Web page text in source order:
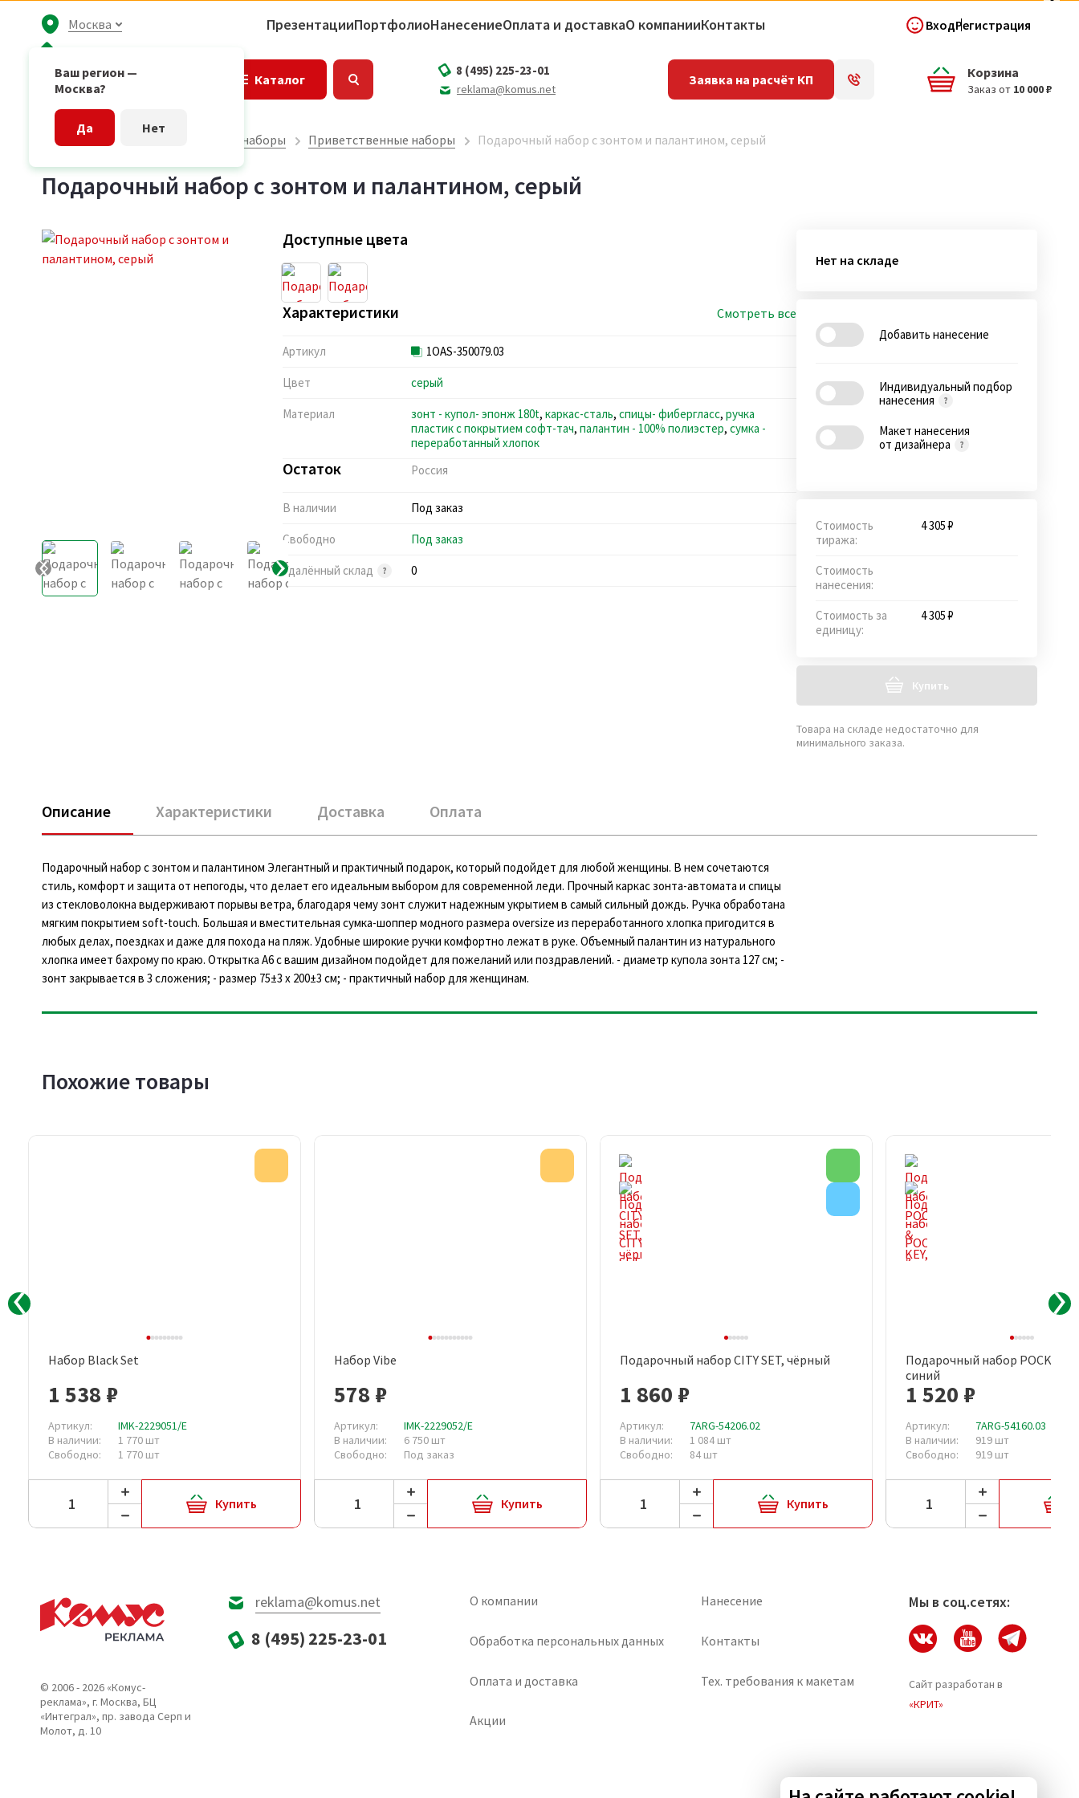
Москва
Ваш регион —
Москва?
Да Нет
ПрезентацииПортфолиоНанесениеОплата и доставкаО компанииКонтакты ВходРегистрация
Каталог Корзина
Заказ от 10 000 ₽
8 (495) 225-23-01
reklama@komus.net
Заявка на расчёт КП
Главная страница Подарочные наборы Приветственные наборы Подарочный набор с зонтом и палантином, серый
Подарочный набор с зонтом и палантином, серый
Доступные цвета
Характеристики Смотреть все
Артикул 1OAS-350079.03
Цвет серый
Материал зонт - купол- эпонж 180t, каркас-сталь, спицы- фибергласс, ручка
пластик с покрытием софт-тач, палантин - 100% полиэстер, сумка -
переработанный хлопок
Остаток Россия
В наличии Под заказ
Свободно Под заказ
Удалённый склад 0
Нет на складе
Добавить нанесение
Индивидуальный подбор
нанесения
Макет нанесения
от дизайнера
Стоимость
тиража:
4 305 ₽
Стоимость
нанесения:
Стоимость за
единицу:
4 305 ₽
Купить
Товара на складе недостаточно для
минимального заказа.
Описание Характеристики Доставка Оплата
Подарочный набор с зонтом и палантином Элегантный и практичный подарок, который подойдет для любой женщины. В нем сочетаются
стиль, комфорт и защита от непогоды, что делает его идеальным выбором для современной леди. Прочный каркас зонта-автомата и спицы
из стекловолокна выдерживают порывы ветра, благодаря чему зонт служит надежным укрытием в самый сильный дождь. Ручка обработана
мягким покрытием soft-touch. Большая и вместительная сумка-шоппер модного размера oversize из переработанного хлопка пригодится в
любых делах, поездках и даже для похода на пляж. Удобные широкие ручки комфортно лежат в руке. Объемный палантин из натурального
хлопка имеет бахрому по краю. Открытка А6 с вашим дизайном подойдет для пожеланий или поздравлений. - диаметр купола зонта 127 см; -
зонт закрывается в 3 сложения; - размер 75±3 х 200±3 см; - практичный набор для женщинам.
Похожие товары
Быстрый просмотр
Набор Black Set
1 538 ₽
Артикул:
IMK-2229051/E
В наличии:
1 770 шт
Свободно:
1 770 шт
Купить
Набор Vibe
578 ₽
Артикул:
IMK-2229052/E
В наличии:
6 750 шт
Свободно:
Под заказ
Купить
Внимание
Быстрый просмотр
Подарочный набор CITY SET, чёрный
1 860 ₽
Артикул:
7ARG-54206.02
В наличии:
1 084 шт
Свободно:
84 шт
Купить
Быстрый просмотр
Подарочный набор POCKET &
синий
1 520 ₽
Артикул:
7ARG-54160.03
В наличии:
919 шт
Свободно:
919 шт
© 2006 - 2026 «Комус-
реклама», г. Москва, БЦ
«Интеграл», пр. завода Серп и
Молот, д. 10
reklama@komus.net
8 (495) 225-23-01
О компании Нанесение
Обработка персональных данных Контакты
Оплата и доставка Тех. требования к макетам
Акции
Мы в соц.сетях:
Сайт разработан в
«КРИТ»